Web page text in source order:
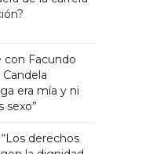
con Facundo
era mía y ni
sexo”
derechos